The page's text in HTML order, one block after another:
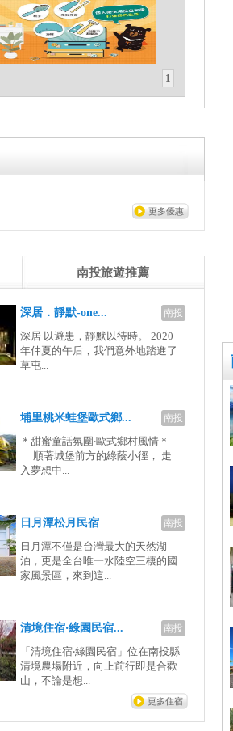
1
更多優惠
南投旅遊推薦
南投
深居．靜默-one...
深居 以避患，靜默以待時。 2020
年仲夏的午后，我們意外地踏進了
草屯...
南投
埔里桃米蛙堡歐式鄉...
＊甜蜜童話氛圍‧歐式鄉村風情＊
順著城堡前方的綠蔭小徑， 走
入夢想中...
南投
日月潭松月民宿
日月潭不僅是台灣最大的天然湖
泊，更是全台唯一水陸空三棲的國
家風景區，來到這...
南投
清境住宿‧綠園民宿...
「清境住宿‧綠園民宿」位在南投縣
清境農場附近，向上前行即是合歡
山，不論是想...
更多住宿